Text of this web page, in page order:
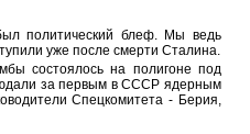
политический блеф. Мы ведь
уже после смерти Сталина.
состоялось на полигоне под
за первым в СССР ядерным
Спецкомитета - Берия,